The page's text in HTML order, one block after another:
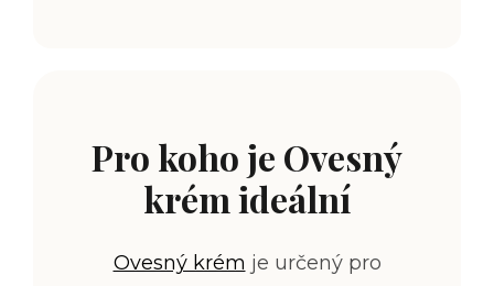
Pro koho je Ovesný
krém ideální
Ovesný krém je určený pro